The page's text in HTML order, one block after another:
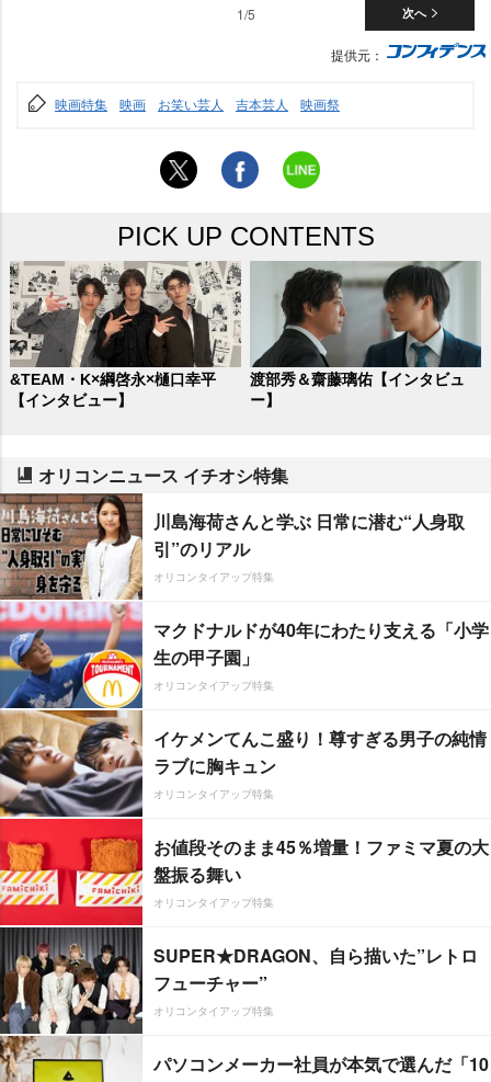
次へ
1/5
提供元：
映画特集 映画 お笑い芸人 吉本芸人 映画祭
PICK UP CONTENTS
&TEAM・K×綱啓永×樋口幸平
【インタビュー】
渡部秀＆齋藤璃佑【インタビュ
ー】
オリコンニュース イチオシ特集
川島海荷さんと学ぶ 日常に潜む“人身取
引”のリアル
オリコンタイアップ特集
マクドナルドが40年にわたり支える「小学
生の甲子園」
オリコンタイアップ特集
イケメンてんこ盛り！尊すぎる男子の純情
ラブに胸キュン
オリコンタイアップ特集
お値段そのまま45％増量！ファミマ夏の大
盤振る舞い
オリコンタイアップ特集
SUPER★DRAGON、自ら描いた”レトロ
フューチャー”
オリコンタイアップ特集
パソコンメーカー社員が本気で選んだ「10